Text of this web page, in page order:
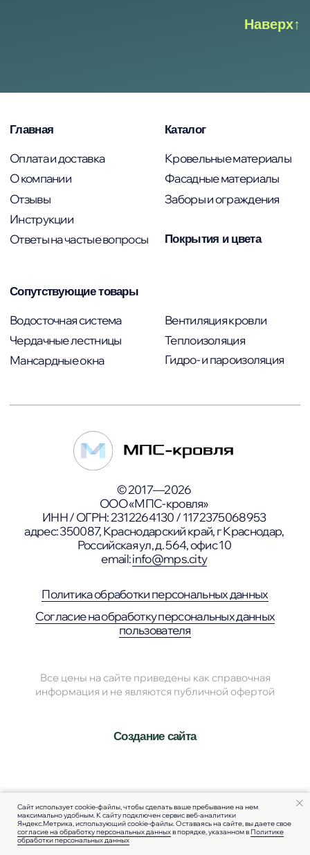
Сайт использует cookie-файлы, чтобы сделать ваше пребывание на нем
максимально удобным. К cайту подключен сервис веб-аналитики
Яндекс.Метрика, использующий cookie-файлы. Оставаясь на сайте, вы даете свое
согласие на обработку персональных данныхв порядке, указанном в Политике
обработки персональных данных